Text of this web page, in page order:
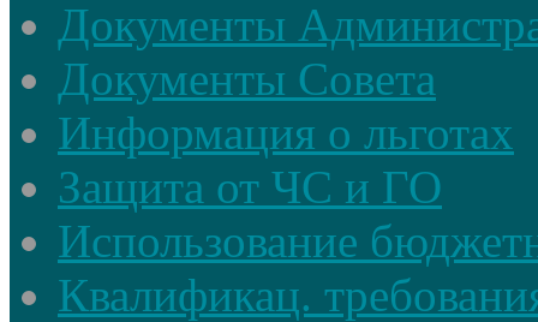
Документы
Документы Совета
Информация о льготах
Защита от ЧС и ГО
Использование
Квалификац.